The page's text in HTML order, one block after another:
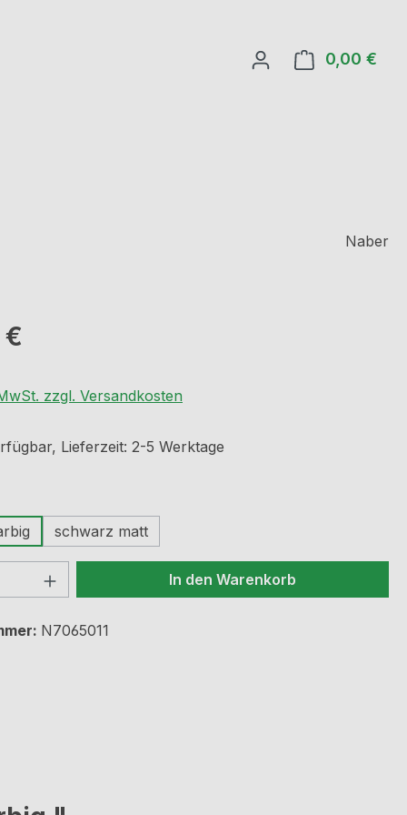
0,00 €
Naber
€
zzgl. Versandkosten
Lieferzeit: 2-5 Werktage
schwarz matt
Anzahl: Gib den gewünschten Wert
In den Warenkorb
N7065011